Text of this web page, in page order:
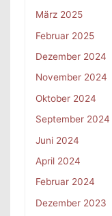
März 2025
Februar 2025
Dezember 2024
November 2024
Oktober 2024
September 2024
Juni 2024
April 2024
Februar 2024
Dezember 2023